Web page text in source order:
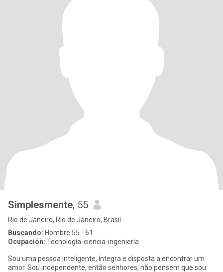
Simplesmente, 55
Rio de Janeiro, Rio de Janeiro, Brasil
Buscando: Hombre 55 - 61
Ocupación: Tecnología-ciencia-ingeniería
Sou uma pessoa inteligente, íntegra e disposta a encontrar um
amor. Sou independente, então senhores, não pensem que sou